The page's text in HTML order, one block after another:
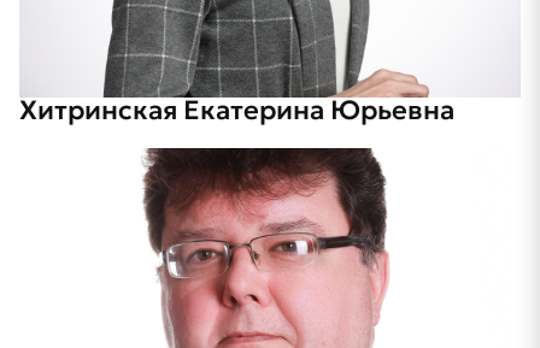
Хитринская Екатерина Юрьевна